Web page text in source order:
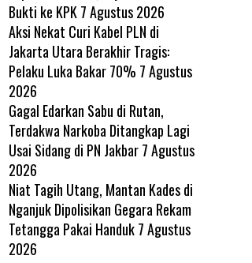
Bukti ke KPK 7 Agustus 2026
Aksi Nekat Curi Kabel PLN di
Jakarta Utara Berakhir Tragis:
Pelaku Luka Bakar 70% 7 Agustus
2026
Gagal Edarkan Sabu di Rutan,
Terdakwa Narkoba Ditangkap Lagi
Usai Sidang di PN Jakbar 7 Agustus
2026
Niat Tagih Utang, Mantan Kades di
Nganjuk Dipolisikan Gegara Rekam
Tetangga Pakai Handuk 7 Agustus
2026